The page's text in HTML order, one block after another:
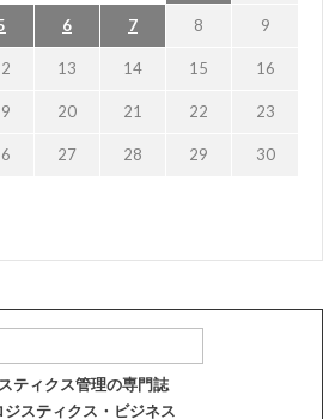
6 7 8 9
13 14 15 16
20 21 22 23
27 28 29 30
ティクス管理の専門誌
ジスティクス・ビジネス